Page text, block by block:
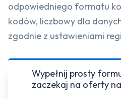
odpowiedniego formatu
kodów, liczbowy dla
zgodnie z ustawieniami
Wypełnij prosty
zaczekaj na oferty